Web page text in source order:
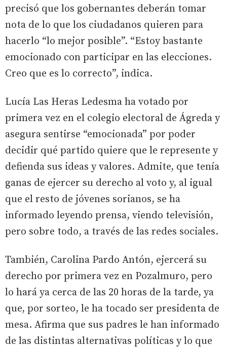
precisó que los gobernantes deberán tomar
nota de lo que los ciudadanos quieren para
hacerlo “lo mejor posible”. “Estoy bastante
emocionado con participar en las elecciones.
Creo que es lo correcto”, indica.
Lucía Las Heras Ledesma ha votado por
primera vez en el colegio electoral de Ágreda y
asegura sentirse “emocionada” por poder
decidir qué partido quiere que le represente y
defienda sus ideas y valores. Admite, que tenía
ganas de ejercer su derecho al voto y, al igual
que el resto de jóvenes sorianos, se ha
informado leyendo prensa, viendo televisión,
pero sobre todo, a través de las redes sociales.
También, Carolina Pardo Antón, ejercerá su
derecho por primera vez en Pozalmuro, pero
lo hará ya cerca de las 20 horas de la tarde, ya
que, por sorteo, le ha tocado ser presidenta de
mesa. Afirma que sus padres le han informado
de las distintas alternativas políticas y lo que